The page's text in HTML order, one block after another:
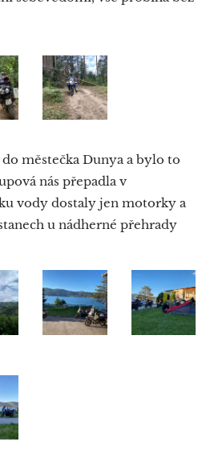
městečka Dunya a bylo to
nás přepadla v
vody dostaly jen motorky a
u nádherné přehrady